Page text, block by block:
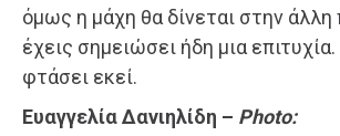
όμως η μάχη θα δίνεται στην άλλη
έχεις σημειώσει ήδη μια
φτάσει εκεί.
Ευαγγελία Δανιηλίδη – Photo: